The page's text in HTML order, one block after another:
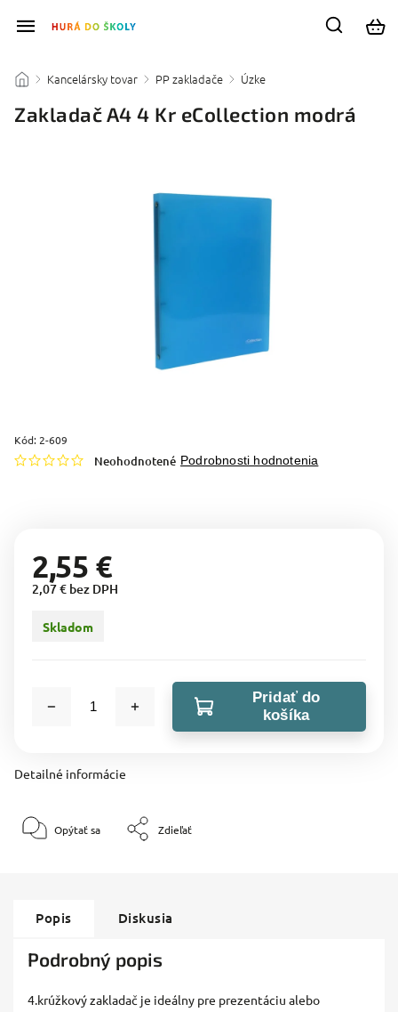
/ Kancelársky tovar / PP zakladače / Úzke
Zakladač A4 4 Kr eCollection modrá
Kód: 2-609
Neohodnotené Podrobnosti hodnotenia
2,55 €
2,07 € bez DPH
Skladom
Pridať do
košíka
Detailné informácie
Opýtať sa Zdieľať
Popis Diskusia
Podrobný popis
4.krúžkový zakladač je ideálny pre prezentáciu alebo